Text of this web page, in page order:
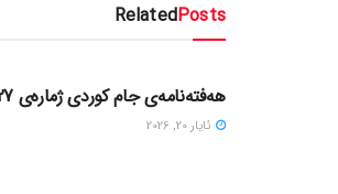
RelatedPosts
هەفتەنامەی جام کوردی ژمارەی 427
ئایار 20, 2026